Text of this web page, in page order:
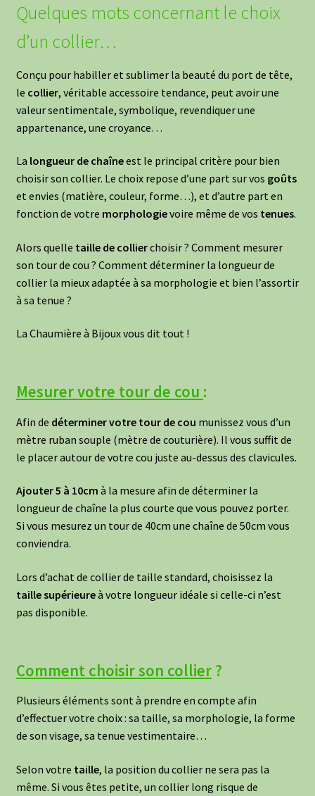
Quelques mots concernant le choix
d’un collier…
Conçu pour habiller et sublimer la beauté du port de tête,
le collier, véritable accessoire tendance, peut avoir une
valeur sentimentale, symbolique, revendiquer une
appartenance, une croyance…
La longueur de chaîneest le principal critère pour bien
choisir son collier. Le choix repose d’une part sur vos goûts
et envies (matière, couleur, forme…), et d’autre part en
fonction de votre morphologievoire même de vos tenues.
Alors quelle taille de collierchoisir ? Comment mesurer
son tour de cou ? Comment déterminer la longueur de
collier la mieux adaptée à sa morphologie et bien l’assortir
à sa tenue ?
La Chaumière à Bijoux vous dit tout !
Mesurer votre tour de cou :
Afin de déterminer votre tour de cou munissez vous d’un
mètre ruban souple (mètre de couturière). Il vous suffit de
le placer autour de votre cou juste au-dessus des clavicules.
Ajouter 5 à 10cm à la mesure afin de déterminer la
longueur de chaîne la plus courte que vous pouvez porter.
Si vous mesurez un tour de 40cm une chaîne de 50cm vous
conviendra.
Lors d’achat de collier de taille standard, choisissez la
taille supérieureà votre longueur idéale si celle-ci n’est
pas disponible.
Comment choisir son collier?
Plusieurs éléments sont à prendre en compte afin
d’effectuer votre choix : sa taille, sa morphologie, la forme
de son visage, sa tenue vestimentaire…
Selon votre taille, la position du collier ne sera pas la
même. Si vous êtes petite, un collier long risque de